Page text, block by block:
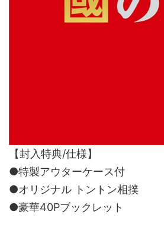
【封入特典/仕様】
●特製アウターケース付
●オリジナル トントン相撲
●豪華40Pブックレット